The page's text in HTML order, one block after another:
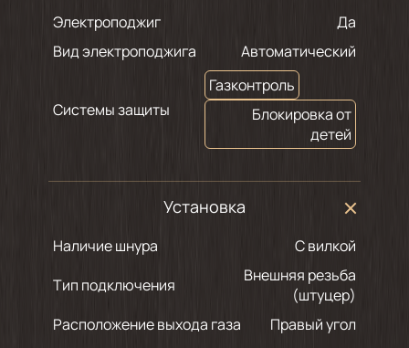
Электроподжиг
Да
Вид электроподжига
Автоматический
Системы защиты
Газконтроль
Блокировка от
детей
Установка
Наличие шнура
С вилкой
Тип подключения
Внешняя резьба
(штуцер)
Расположение выхода газа
Правый угол